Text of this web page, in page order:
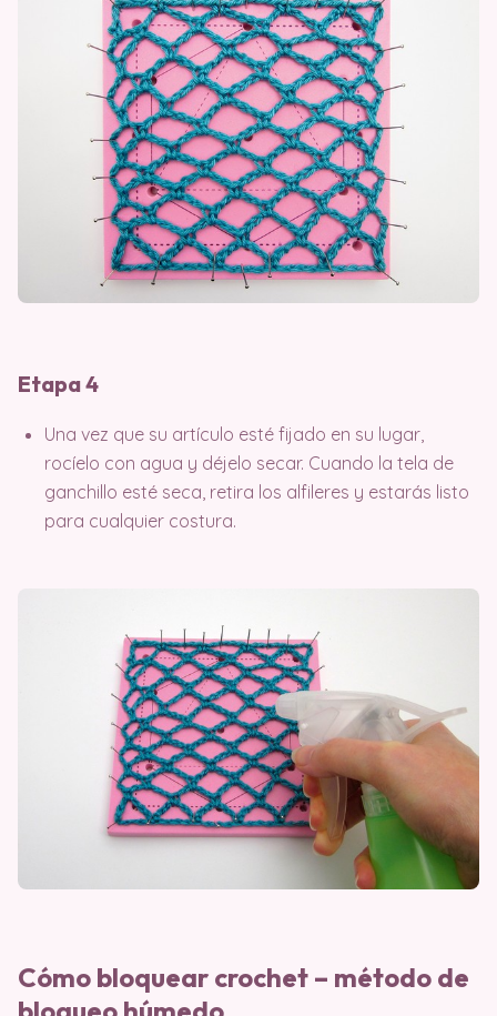
Etapa 4
Una vez que su artículo esté fijado en su lugar,
rocíelo con agua y déjelo secar. Cuando la tela de
ganchillo esté seca, retira los alfileres y estarás listo
para cualquier costura.
Cómo bloquear crochet – método de